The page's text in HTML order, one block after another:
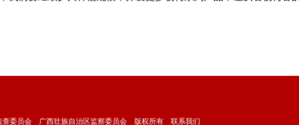
查委员会 广西壮族自治区监察委员会 版权所有 联系我们